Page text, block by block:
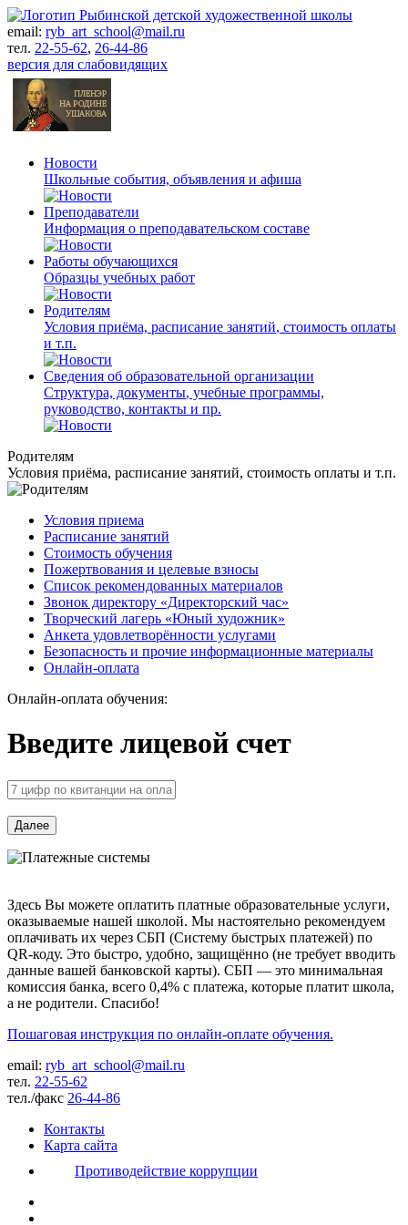
email: ryb_art_school@mail.ru
тел. 22-55-62, 26-44-86
версия для слабовидящих
Новости
Школьные события, объявления и афиша
Преподаватели
Информация о преподавательском составе
Работы обучающихся
Образцы учебных работ
Родителям
Условия приёма, расписание занятий, стоимость оплаты
и т.п.
Сведения об образовательной организации
Структура, документы, учебные программы,
руководство, контакты и пр.
Родителям
Условия приёма, расписание занятий, стоимость оплаты и т.п.
Условия приема
Расписание занятий
Стоимость обучения
Пожертвования и целевые взносы
Список рекомендованных материалов
Звонок директору «Директорский час»
Творческий лагерь «Юный художник»
Анкета удовлетворённости услугами
Безопасность и прочие информационные материалы
Онлайн-оплата
Онлайн-оплата обучения:
Введите лицевой счет
Здесь Вы можете оплатить платные образовательные услуги,
оказываемые нашей школой. Мы настоятельно рекомендуем
оплачивать их через СБП (Систему быстрых платежей) по
QR-коду. Это быстро, удобно, защищённо (не требует вводить
данные вашей банковской карты). СБП — это минимальная
комиссия банка, всего 0,4% с платежа, которые платит школа,
а не родители. Спасибо!
Пошаговая инструкция по онлайн-оплате обучения.
email: ryb_art_school@mail.ru
тел. 22-55-62
тел./факс 26-44-86
Контакты
Карта сайта
Противодействие коррупции